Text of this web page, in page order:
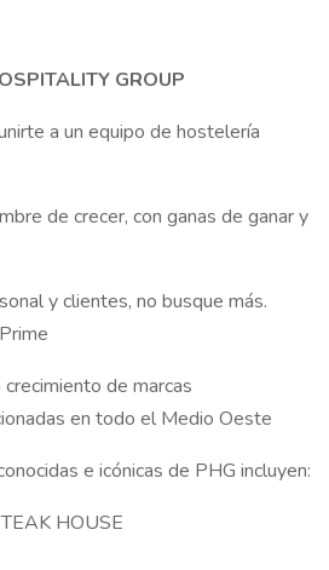
GROUP
a un equipo de hostelería
de crecer, con ganas de ganar y
y clientes, no busque más.
de marcas
en todo el Medio Oeste
e icónicas de PHG incluyen:
HOUSE